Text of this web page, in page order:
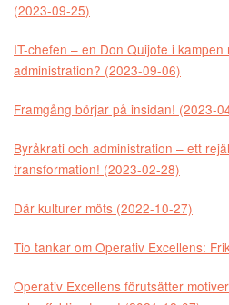
(2023-09-25)
IT-chefen – en Don Quijote i
administration? (2023-09-06)
Framgång börjar på insidan! (2023-
Byråkrati och administration – ett
transformation! (2023-02-28)
Där kulturer möts (2022-10-27)
Tio tankar om Operativ Excellens:
Operativ Excellens förutsätter